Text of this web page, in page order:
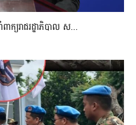
ក្យរាជរដ្ឋាភិបាល ស...